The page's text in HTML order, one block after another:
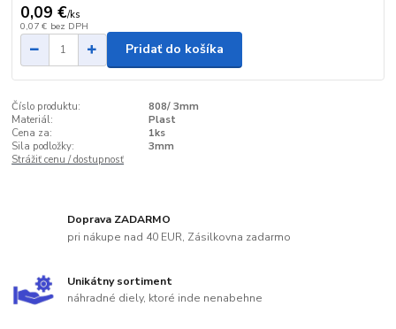
0,09 €/ks
0,07 € bez DPH
Pridať do košíka
Číslo produktu:
808/ 3mm
Materiál:
Plast
Cena za:
1ks
Sila podložky:
3mm
Strážiť cenu / dostupnosť
Doprava ZADARMO
pri nákupe nad 40 EUR, Zásilkovna zadarmo
Unikátny sortiment
náhradné diely, ktoré inde nenabehne